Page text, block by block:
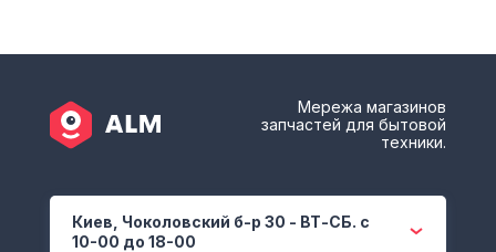
Мережа магазинов
запчастей для бытовой
техники.
Киев, Чоколовский б-р 30 - ВТ-СБ. с
10-00 до 18-00